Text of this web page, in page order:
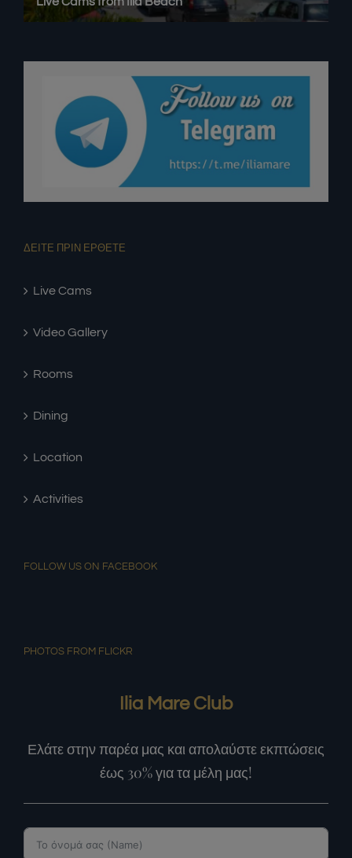
ΔΕΙΤΕ ΠΡΙΝ ΕΡΘΕΤΕ
Live Cams
Video Gallery
Rooms
Dining
Location
Activities
FOLLOW US ON FACEBOOK
PHOTOS FROM FLICKR
Ilia Mare Club
Ελάτε στην παρέα μας και απολαύστε εκπτώσεις
έως 30% για τα μέλη μας!